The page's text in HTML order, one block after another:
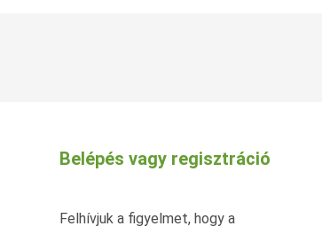
Belépés vagy regisztráció
Felhívjuk a figyelmet, hogy a